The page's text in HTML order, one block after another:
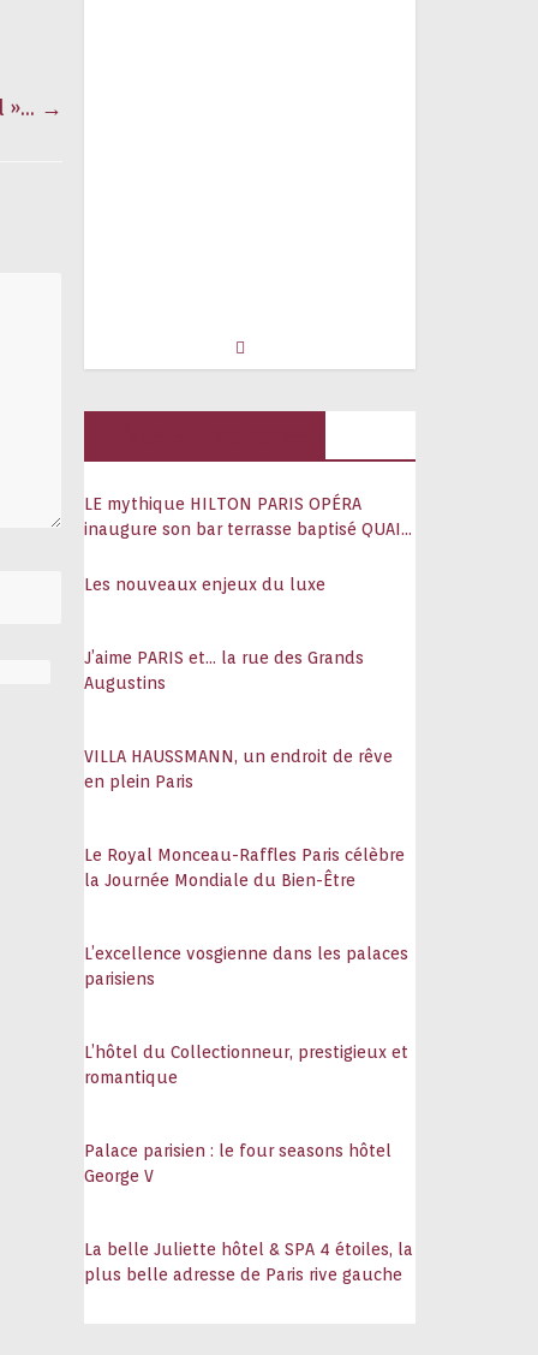
»… →
LE mythique HILTON PARIS OPÉRA
inaugure son bar terrasse baptisé QUAI
Les nouveaux enjeux du luxe
J’aime PARIS et… la rue des Grands
Augustins
VILLA HAUSSMANN, un endroit de rêve
en plein Paris
Le Royal Monceau-Raffles Paris célèbre
la Journée Mondiale du Bien-Être
L’excellence vosgienne dans les palaces
parisiens
L’hôtel du Collectionneur, prestigieux et
romantique
Palace parisien : le four seasons hôtel
George V
La belle Juliette hôtel & SPA 4 étoiles, la
plus belle adresse de Paris rive gauche